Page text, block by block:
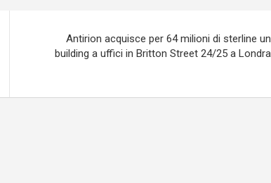
Antirion acquisce per 64 milioni di sterline un
building a uffici in Britton Street 24/25 a Londra